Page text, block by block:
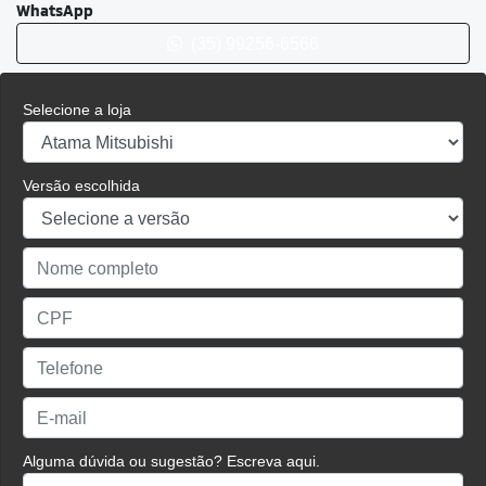
Selecione a loja
Versão escolhida
Alguma dúvida ou sugestão? Escreva aqui.
WhatsApp